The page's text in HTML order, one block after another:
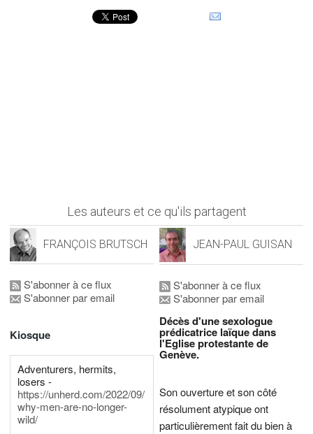
Les auteurs et ce qu'ils partagent
FRANÇOIS BRUTSCH
S'abonner à ce flux
S'abonner par email
Kiosque
Adventurers, hermits,
losers -
https://unherd.com/2022/09/
why-men-are-no-longer-
wild/
JEAN-PAUL GUISAN
S'abonner à ce flux
S'abonner par email
Décès d'une sexologue
prédicatrice laïque dans
l'Eglise protestante de
Genève.
Son ouverture et son côté
résolument atypique ont
particulièrement fait du bien à